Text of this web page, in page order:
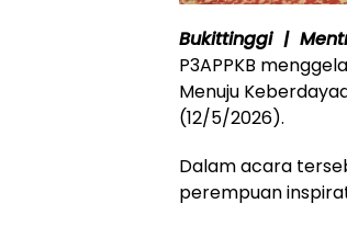
Bukittinggi |
P3APPKB
Menuju
(12/5/2026).
Dalam acara
perempuan